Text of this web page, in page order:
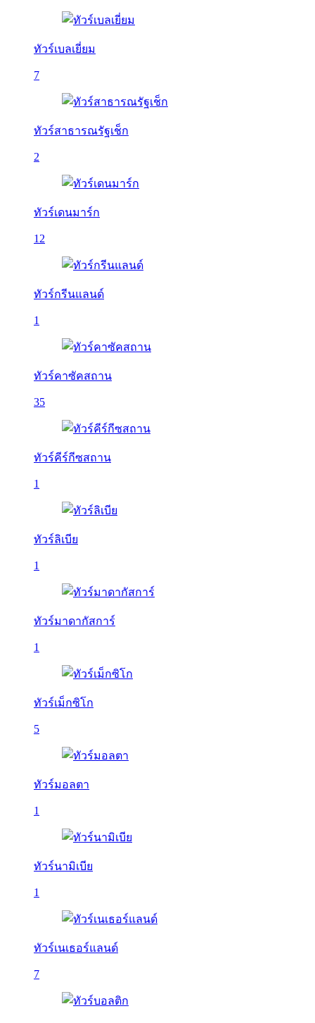
ทัวร์เบลเยี่ยม
7
ทัวร์สาธารณรัฐเช็ก
2
ทัวร์เดนมาร์ก
12
ทัวร์กรีนแลนด์
1
ทัวร์คาซัคสถาน
35
ทัวร์คีร์กีซสถาน
1
ทัวร์ลิเบีย
1
ทัวร์มาดากัสการ์
1
ทัวร์เม็กซิโก
5
ทัวร์มอลตา
1
ทัวร์นามิเบีย
1
ทัวร์เนเธอร์แลนด์
7